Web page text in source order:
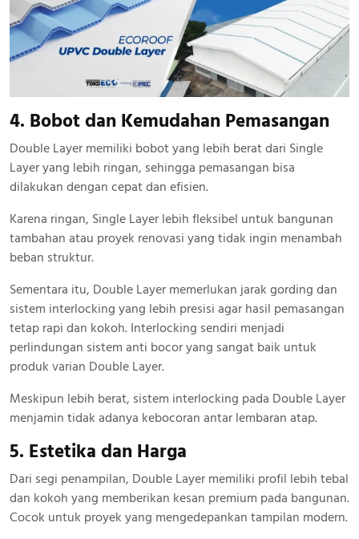
4. Bobot dan Kemudahan Pemasangan
Double Layer memiliki bobot yang lebih berat dari Single
Layer yang lebih ringan, sehingga pemasangan bisa
dilakukan dengan cepat dan efisien.
Karena ringan, Single Layer lebih fleksibel untuk bangunan
tambahan atau proyek renovasi yang tidak ingin menambah
beban struktur.
Sementara itu, Double Layer memerlukan jarak gording dan
sistem interlocking yang lebih presisi agar hasil pemasangan
tetap rapi dan kokoh. Interlocking sendiri menjadi
perlindungan sistem anti bocor yang sangat baik untuk
produk varian Double Layer.
Meskipun lebih berat, sistem interlocking pada Double Layer
menjamin tidak adanya kebocoran antar lembaran atap.
5. Estetika dan Harga
Dari segi penampilan, Double Layer memiliki profil lebih tebal
dan kokoh yang memberikan kesan premium pada bangunan.
Cocok untuk proyek yang mengedepankan tampilan modern.